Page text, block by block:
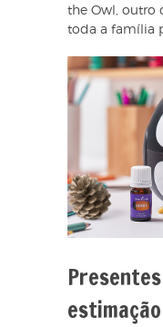
the Owl, outro
toda a família
estimação